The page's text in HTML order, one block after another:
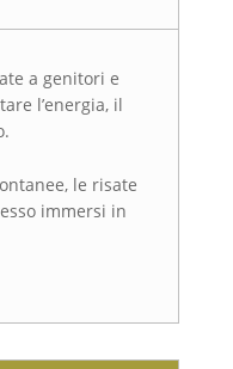
a genitori e
l’energia, il
le risate
immersi in